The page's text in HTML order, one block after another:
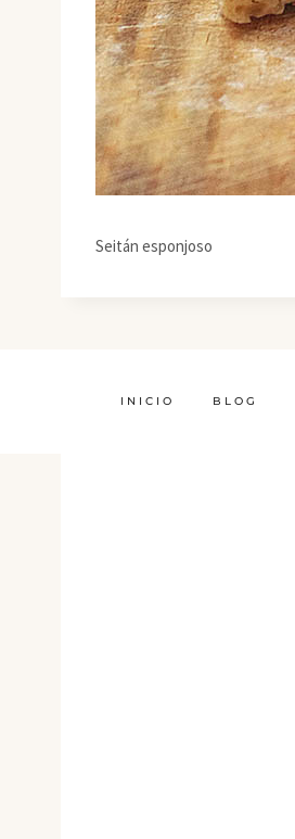
Seitán esponjoso
INICIO BLOG